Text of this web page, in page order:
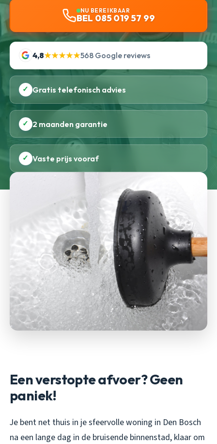
NU BEREIKBAAR
BEL 085 019 57 99
4,8★★★★★568 Google reviews
✓ Gratis telefonisch advies
✓ 2 maanden garantie
✓ Vaste prijs vooraf
Een verstopte afvoer? Geen
paniek!
Je bent net thuis in je sfeervolle woning in Den Bosch
na een lange dag in de bruisende binnenstad, klaar om